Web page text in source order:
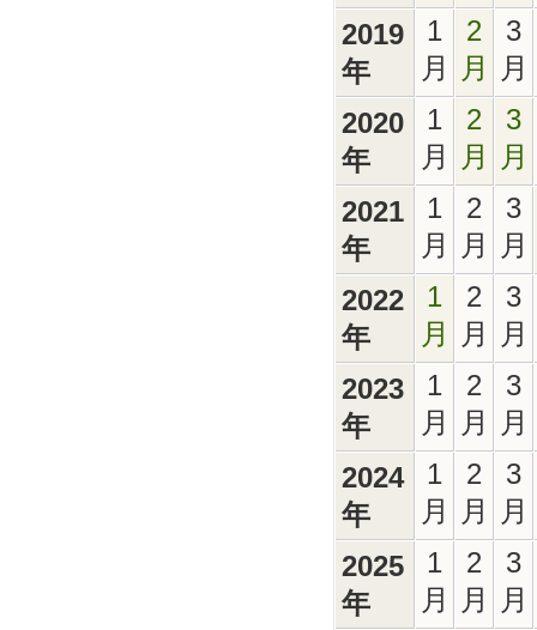
2019
年
1
月
2
月
3
月
2020
年
1
月
2
月
3
月
2021
年
1
月
2
月
3
月
2022
年
1
月
2
月
3
月
2023
年
1
月
2
月
3
月
2024
年
1
月
2
月
3
月
2025
年
1
月
2
月
3
月